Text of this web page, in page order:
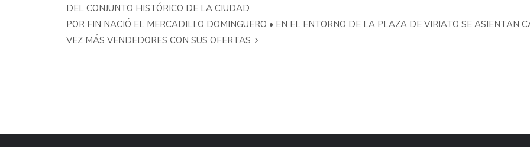
DEL CONJUNTO HISTÓRICO DE LA CIUDAD
POR FIN NACIÓ EL MERCADILLO DOMINGUERO • EN EL ENTORNO DE LA PLAZA DE VIRIATO SE ASIENTAN
VEZ MÁS VENDEDORES CON SUS OFERTAS